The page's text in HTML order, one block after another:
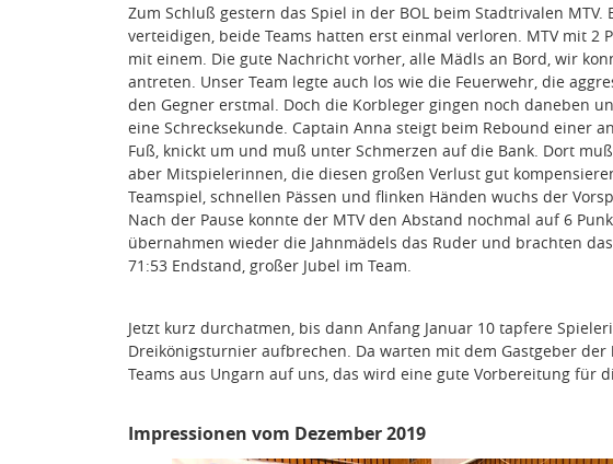
Zum Schluß gestern das Spiel in der BOL beim Stadtrivalen MTV.
verteidigen, beide Teams hatten erst einmal verloren. MTV mit 2
mit einem. Die gute Nachricht vorher, alle Mädls an Bord, wir
antreten. Unser Team legte auch los wie die Feuerwehr, die
den Gegner erstmal. Doch die Korbleger gingen noch daneben
eine Schrecksekunde. Captain Anna steigt beim Rebound einer
Fuß, knickt um und muß unter Schmerzen auf die Bank. Dort
aber Mitspielerinnen, die diesen großen Verlust gut
Teamspiel, schnellen Pässen und flinken Händen wuchs der
Nach der Pause konnte der MTV den Abstand nochmal auf 6
übernahmen wieder die Jahnmädels das Ruder und brachten
71:53 Endstand, großer Jubel im Team.
Jetzt kurz durchatmen, bis dann Anfang Januar 10 tapfere
Dreikönigsturnier aufbrechen. Da warten mit dem Gastgeber
Teams aus Ungarn auf uns, das wird eine gute Vorbereitung für
Impressionen vom Dezember 2019